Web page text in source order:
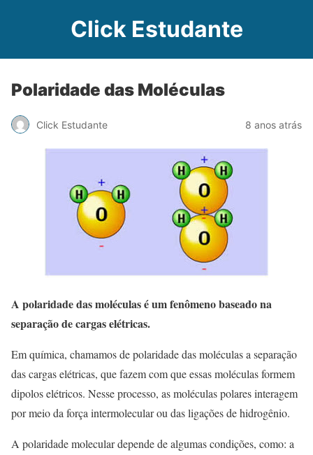
Click Estudante
Polaridade das Moléculas
Click Estudante 8 anos atrás
A polaridade das moléculas é um fenômeno baseado na
separação de cargas elétricas.
Em química, chamamos de polaridade das moléculas a separação
das cargas elétricas, que fazem com que essas moléculas formem
dipolos elétricos. Nesse processo, as moléculas polares interagem
por meio da força intermolecular ou das ligações de hidrogênio.
A polaridade molecular depende de algumas condições, como: a